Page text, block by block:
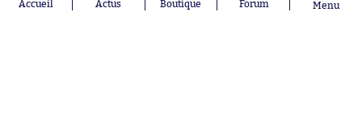
AC Milan
Accueil Actus Boutique Forum Menu